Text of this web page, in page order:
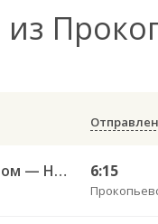
из
Прокопьевск АК Электропром — Новокузнецк АВ 151о 6:15